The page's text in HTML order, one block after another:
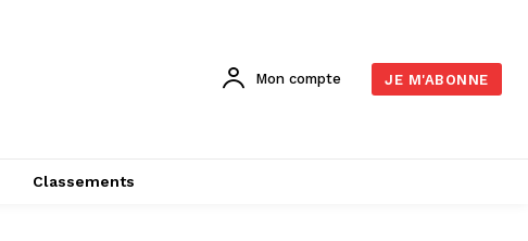
Mon compte JE M'ABONNE
Classements